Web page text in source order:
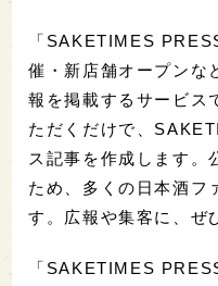
「SAKETIMES
催・新店舗オープンな
報を掲載するサービス
ただくだけで、
ス記事を作成します。
ため、多くの日本酒フ
す。広報や集客に、ぜ
「SAKETIMES